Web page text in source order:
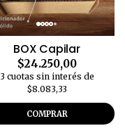
BOX Capilar
$24.250,00
3 cuotas sin interés de
$8.083,33
COMPRAR